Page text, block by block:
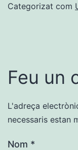
Categorizat com
Feu un
L'adreça
necessaris estan
Nom *